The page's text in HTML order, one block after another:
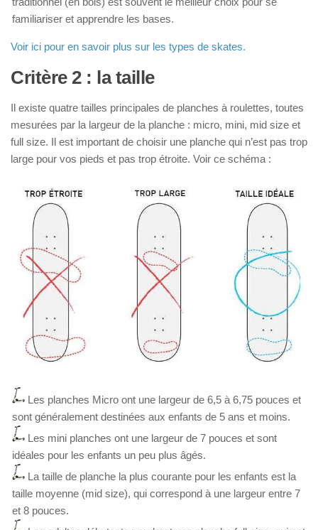
familiariser et apprendre les bases.
Voir ici pour en savoir plus sur les types de skates.
Critère 2 : la taille
Il existe quatre tailles principales de planches à roulettes, toutes
mesurées par la largeur de la planche : micro, mini, mid size et
full size. Il est important de choisir une planche qui n’est pas trop
large pour vos pieds et pas trop étroite. Voir ce schéma :
Les planches Micro ont une largeur de 6,5 à 6,75 pouces et
sont généralement destinées aux enfants de 5 ans et moins.
Les mini planches ont une largeur de 7 pouces et sont
idéales pour les enfants un peu plus âgés.
La taille de planche la plus courante pour les enfants est la
taille moyenne (mid size), qui correspond à une largeur entre 7
et 8 pouces.